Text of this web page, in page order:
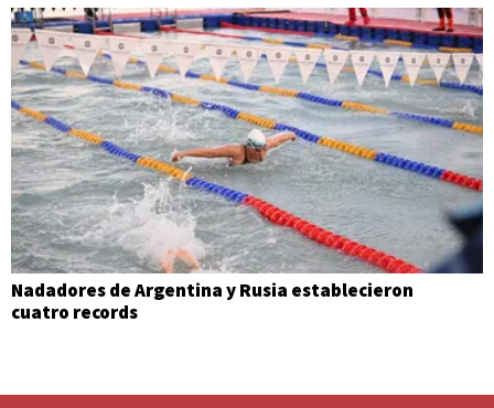
Nadadores de Argentina y Rusia establecieron
cuatro records